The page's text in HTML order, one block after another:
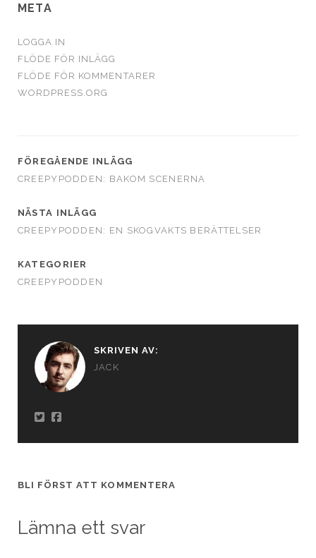
META
LOGGA IN
FLÖDE FÖR INLÄGG
FLÖDE FÖR KOMMENTARER
WORDPRESS.ORG
FÖREGÅENDE INLÄGG
CREEPYPODDEN: BAKOM SCENERNA
NÄSTA INLÄGG
CREEPYPODDEN: EN SKOGVAKTS BERÄTTELSER
KATEGORIER
CREEPYPODDEN
SKRIVEN AV:
JACK
BLI FÖRST ATT KOMMENTERA
Lämna ett svar